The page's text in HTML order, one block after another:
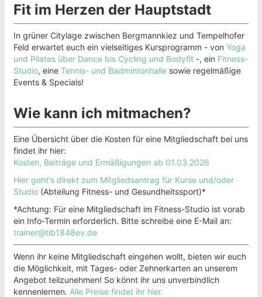
Fit im Herzen der Hauptstadt
In grüner Citylage zwischen Bergmannkiez und Tempelhofer
Feld erwartet euch ein vielseitiges Kursprogramm - von Yoga
und Pilates über Dance bis Cycling und Bodyfit -, ein Fitness-
Studio, eine Tennis- und Badmintonhalle sowie regelmäßige
Events & Specials!
Wie kann ich mitmachen?
Eine Übersicht über die Kosten für eine Mitgliedschaft bei uns
findet ihr hier:
Kosten, Beiträge und Ermäßigungen ab 01.03.2026
Hier geht's direkt zum Mitgliedsantrag für Kurse und/oder
Studio (Abteilung Fitness- und Gesundheitssport)*
*Achtung: Für eine Mitgliedschaft im Fitness-Studio ist vorab
ein Info-Termin erforderlich. Bitte schreibe eine E-Mail an:
trainer@tib1848ev.de
Wenn ihr keine Mitgliedschaft eingehen wollt, bieten wir euch
die Möglichkeit, mit Tages- oder Zehnerkarten an unserem
Angebot teilzunehmen! So könnt ihr uns unverbindlich
kennenlernen. Alle Preise findet ihr hier.